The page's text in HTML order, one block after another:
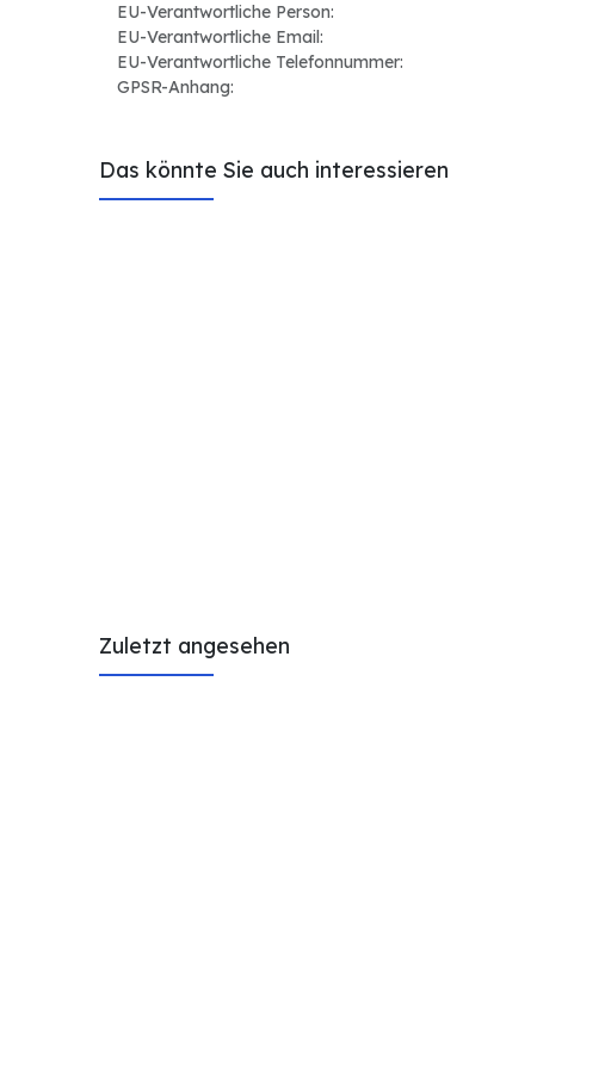
EU-Verantwortliche Person:
EU-Verantwortliche Email:
EU-Verantwortliche Telefonnummer:
GPSR-Anhang:
Das könnte Sie auch interessieren
Zuletzt angesehen